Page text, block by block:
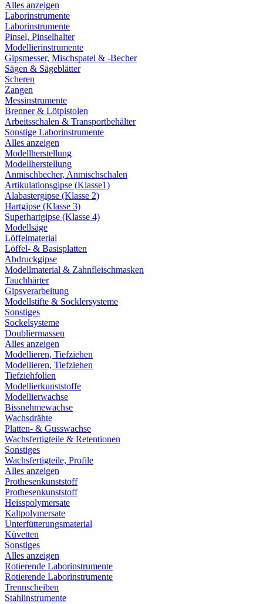
Alles anzeigen
Laborinstrumente
Laborinstrumente
Pinsel, Pinselhalter
Modellierinstrumente
Gipsmesser, Mischspatel & -Becher
Sägen & Sägeblätter
Scheren
Zangen
Messinstrumente
Brenner & Lötpistolen
Arbeitsschalen & Transportbehälter
Sonstige Laborinstrumente
Alles anzeigen
Modellherstellung
Modellherstellung
Anmischbecher, Anmischschalen
Artikulationsgipse (Klasse1)
Alabastergipse (Klasse 2)
Hartgipse (Klasse 3)
Superhartgipse (Klasse 4)
Modellsäge
Löffelmaterial
Löffel- & Basisplatten
Abdruckgipse
Modellmaterial & Zahnfleischmasken
Tauchhärter
Gipsverarbeitung
Modellstifte & Socklersysteme
Sonstiges
Sockelsysteme
Doubliermassen
Alles anzeigen
Modellieren, Tiefziehen
Modellieren, Tiefziehen
Tiefziehfolien
Modellierkunststoffe
Modellierwachse
Bissnehmewachse
Wachsdrähte
Platten- & Gusswachse
Wachsfertigteile & Retentionen
Sonstiges
Wachsfertigteile, Profile
Alles anzeigen
Prothesenkunststoff
Prothesenkunststoff
Heisspolymersate
Kaltpolymersate
Unterfütterungsmaterial
Küvetten
Sonstiges
Alles anzeigen
Rotierende Laborinstrumente
Rotierende Laborinstrumente
Trennscheiben
Stahlinstrumente